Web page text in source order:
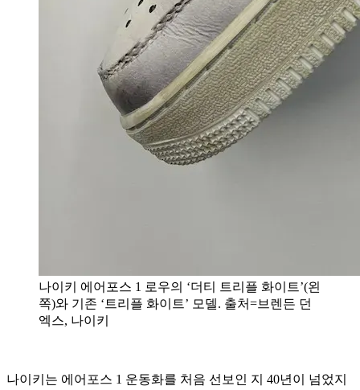
나이키 에어포스 1 로우의 ‘더티 트리플 화이트’(왼
쪽)와 기존 ‘트리플 화이트’ 모델. 출처=브렌든 던
엑스, 나이키
나이키는 에어포스 1 운동화를 처음 선보인 지 40년이 넘었지